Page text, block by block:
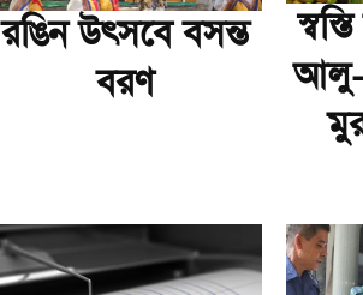
রঙিন উৎসবে বসন্ত
বরণ
আলু-